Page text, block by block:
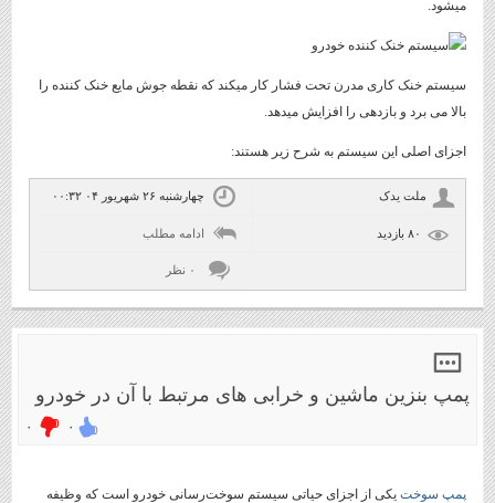
میشود.
سیستم خنک کاری مدرن تحت فشار کار میکند که نقطه جوش مایع خنک کننده را
بالا می برد و بازدهی را افزایش میدهد.
اجزای اصلی این سیستم به شرح زیر هستند:
ملت یدک چهارشنبه ۲۶ شهریور ۰۴ ۰۰:۳۲
ادامه مطلب
۰ نظر
پمپ بنزین ماشین و خرابی های مرتبط با آن در خودرو
۰ ۰
پمپ سوخت یکی از اجزای حیاتی سیستم سوخت‌رسانی خودرو است که وظیفه